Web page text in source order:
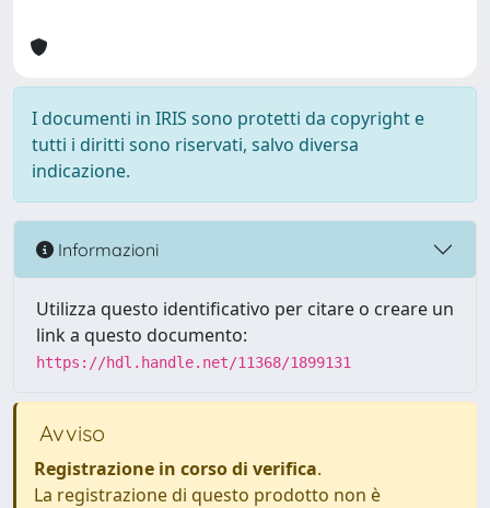
I documenti in IRIS sono protetti da copyright e
tutti i diritti sono riservati, salvo diversa
indicazione.
Informazioni
Utilizza questo identificativo per citare o creare un
link a questo documento:
https://hdl.handle.net/11368/1899131
Avviso
Registrazione in corso di verifica.
La registrazione di questo prodotto non è